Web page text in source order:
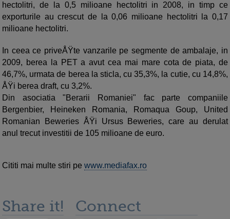
hectolitri, de la 0,5 milioane hectolitri in 2008, in timp ce
exporturile au crescut de la 0,06 milioane hectolitri la 0,17
milioane hectolitri.
In ceea ce priveÅŸte vanzarile pe segmente de ambalaje, in
2009, berea la PET a avut cea mai mare cota de piata, de
46,7%, urmata de berea la sticla, cu 35,3%, la cutie, cu 14,8%,
ÅŸi berea draft, cu 3,2%.
Din asociatia "Berarii Romaniei" fac parte companiile
Bergenbier, Heineken Romania, Romaqua Goup, United
Romanian Beweries ÅŸi Ursus Beweries, care au derulat
anul trecut investitii de 105 milioane de euro.
Cititi mai multe stiri pe www.mediafax.ro
Share it! Connect